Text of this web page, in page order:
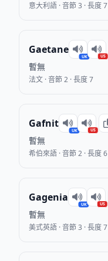
意大利語 · 音節 3 · 長度 7
Gaetane
UK US
暫無
法文 · 音節 2 · 長度 7
Gafnit
UK US
暫無
希伯來語 · 音節 2 · 長度 6
Gagenia
UK US
暫無
美式英語 · 音節 3 · 長度 7